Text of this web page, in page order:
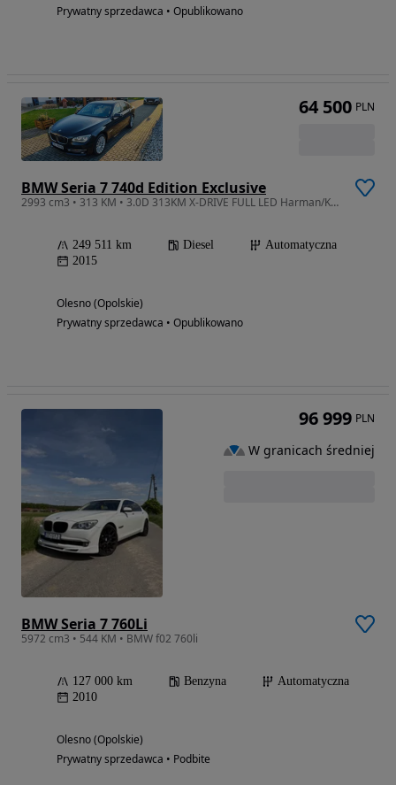
Prywatny sprzedawca • Opublikowano
BMW Seria 7 740d Edition Exclusive
2993 cm3 • 313 KM • 3.0D 313KM X-DRIVE FULL LED Harman/Kardon SoftClose Wentylowane Fotele
249 511 km Diesel
Automatyczna
2015
Olesno (Opolskie)
Prywatny sprzedawca • Opublikowano
64 500 PLN
BMW Seria 7 760Li
5972 cm3 • 544 KM • BMW f02 760li
127 000 km Benzyna
Automatyczna
2010
Olesno (Opolskie)
Prywatny sprzedawca • Podbite
96 999 PLN
W granicach średniej